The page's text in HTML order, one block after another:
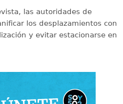
las autoridades de
los desplazamientos con
y evitar estacionarse en